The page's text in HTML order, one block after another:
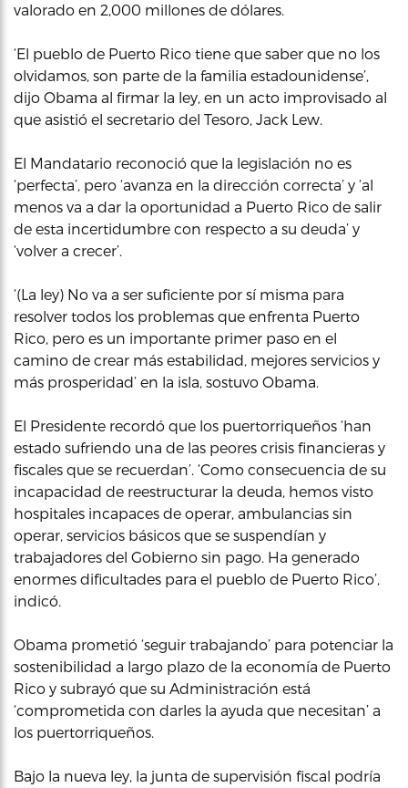
valorado en 2,000 millones de dólares.
‘El pueblo de Puerto Rico tiene que saber que no los
olvidamos, son parte de la familia estadounidense’,
dijo Obama al firmar la ley, en un acto improvisado al
que asistió el secretario del Tesoro, Jack Lew.
El Mandatario reconoció que la legislación no es
‘perfecta’, pero ‘avanza en la dirección correcta’ y ‘al
menos va a dar la oportunidad a Puerto Rico de salir
de esta incertidumbre con respecto a su deuda’ y
‘volver a crecer’.
‘(La ley) No va a ser suficiente por sí misma para
resolver todos los problemas que enfrenta Puerto
Rico, pero es un importante primer paso en el
camino de crear más estabilidad, mejores servicios y
más prosperidad’ en la isla, sostuvo Obama.
El Presidente recordó que los puertorriqueños ‘han
estado sufriendo una de las peores crisis financieras y
fiscales que se recuerdan’. ‘Como consecuencia de su
incapacidad de reestructurar la deuda, hemos visto
hospitales incapaces de operar, ambulancias sin
operar, servicios básicos que se suspendían y
trabajadores del Gobierno sin pago. Ha generado
enormes dificultades para el pueblo de Puerto Rico’,
indicó.
Obama prometió ‘seguir trabajando’ para potenciar la
sostenibilidad a largo plazo de la economía de Puerto
Rico y subrayó que su Administración está
‘comprometida con darles la ayuda que necesitan’ a
los puertorriqueños.
Bajo la nueva ley, la junta de supervisión fiscal podría